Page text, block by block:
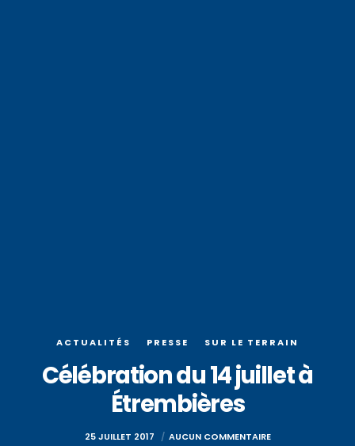
ACTUALITÉS PRESSE SUR LE TERRAIN
Célébration du 14 juillet à
Étrembières
25 JUILLET 2017 AUCUN COMMENTAIRE